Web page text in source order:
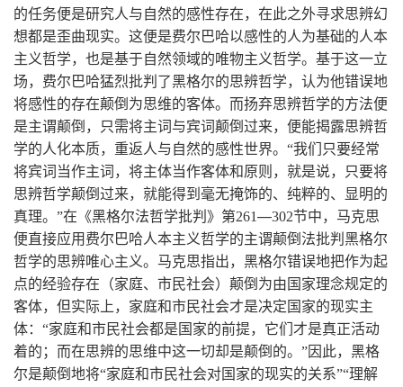
的任务便是研究人与自然的感性存在，在此之外寻求思辨幻
想都是歪曲现实。这便是费尔巴哈以感性的人为基础的人本
主义哲学，也是基于自然领域的唯物主义哲学。基于这一立
场，费尔巴哈猛烈批判了黑格尔的思辨哲学，认为他错误地
将感性的存在颠倒为思维的客体。而扬弃思辨哲学的方法便
是主谓颠倒，只需将主词与宾词颠倒过来，便能揭露思辨哲
学的人化本质，重返人与自然的感性世界。 “我们只要经常
将宾词当作主词，将主体当作客体和原则，就是说，只要将
思辨哲学颠倒过来，就能得到毫无掩饰的、纯粹的、显明的
真理。”在《黑格尔法哲学批判》第261—302节中，马克思
便直接应用费尔巴哈人本主义哲学的主谓颠倒法批判黑格尔
哲学的思辨唯心主义。马克思指出，黑格尔错误地把作为起
点的经验存在（家庭、市民社会）颠倒为由国家理念规定的
客体，但实际上，家庭和市民社会才是决定国家的现实主
体： “家庭和市民社会都是国家的前提，它们才是真正活动
着的；而在思辨的思维中这一切却是颠倒的。”因此，黑格
尔是颠倒地将“家庭和市民社会对国家的现实的关系”“理解